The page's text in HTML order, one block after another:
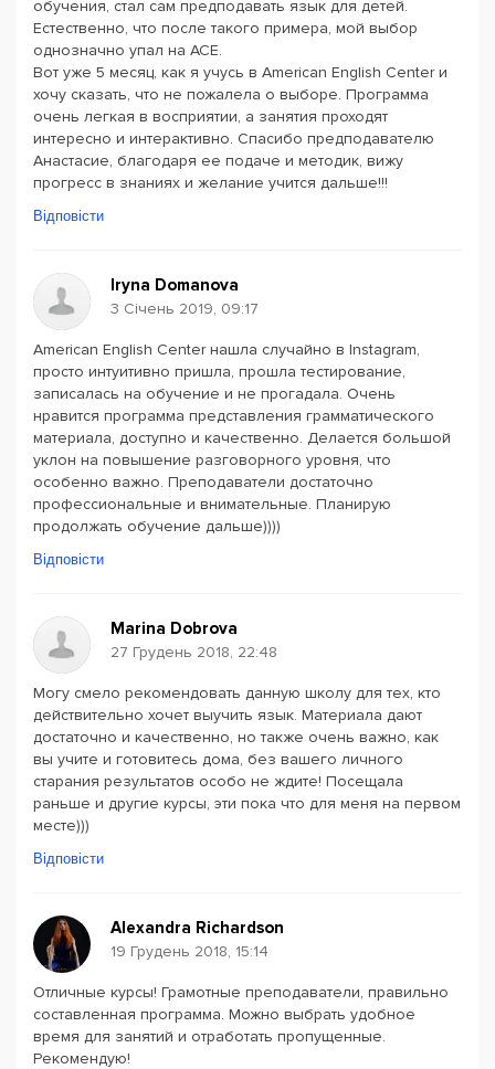
обучения, стал сам предподавать язык для детей.
Естественно, что после такого примера, мой выбор
однозначно упал на АСЕ.
Вот уже 5 месяц, как я учусь в American English Center и
хочу сказать, что не пожалела о выборе. Программа
очень легкая в восприятии, а занятия проходят
интересно и интерактивно. Спасибо предподавателю
Анастасие, благодаря ее подаче и методик, вижу
прогресс в знаниях и желание учится дальше!!!
Відповісти
Iryna Domanova
3 Січень 2019, 09:17
American English Center нашла случайно в Instagram,
просто интуитивно пришла, прошла тестирование,
записалась на обучение и не прогадала. Очень
нравится программа представления грамматического
материала, доступно и качественно. Делается большой
уклон на повышение разговорного уровня, что
особенно важно. Преподаватели достаточно
профессиональные и внимательные. Планирую
продолжать обучение дальше))))
Відповісти
Marina Dobrova
27 Грудень 2018, 22:48
Могу смело рекомендовать данную школу для тех, кто
действительно хочет выучить язык. Материала дают
достаточно и качественно, но также очень важно, как
вы учите и готовитесь дома, без вашего личного
старания результатов особо не ждите! Посещала
раньше и другие курсы, эти пока что для меня на первом
месте)))
Відповісти
Alexandra Richardson
19 Грудень 2018, 15:14
Отличные курсы! Грамотные преподаватели, правильно
составленная программа. Можно выбрать удобное
время для занятий и отработать пропущенные.
Рекомендую!